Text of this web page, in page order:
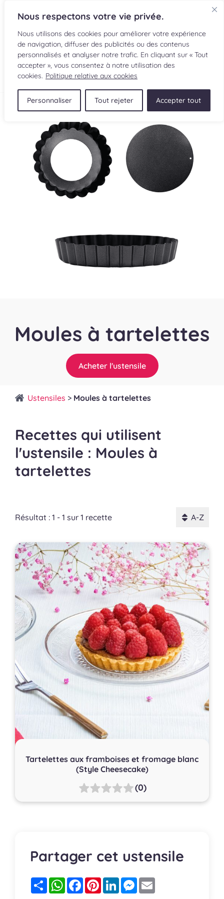
Nous respectons votre vie privée.
Nous utilisons des cookies pour améliorer votre expérience
de navigation, diffuser des publicités ou des contenus
personnalisés et analyser notre trafic. En cliquant sur « Tout
accepter », vous consentez à notre utilisation des
cookies. Politique relative aux cookies
Personnaliser Tout rejeter Accepter tout
EN
RECETTES
INGRÉDIENTS
LECTURES CULINAIRES
SOUMETTRE UNE RECETTE
Moules à tartelettes
Acheter l'ustensile
Ustensiles > Moules à tartelettes
Recettes qui utilisent
l'ustensile : Moules à
tartelettes
Résultat : 1 - 1 sur 1 recette A-Z
Tartelettes aux framboises et fromage blanc
(Style Cheesecake)
(0)
Partager cet ustensile
PartagerWhatsApp
FacebookPinterestLinkedInMessenger